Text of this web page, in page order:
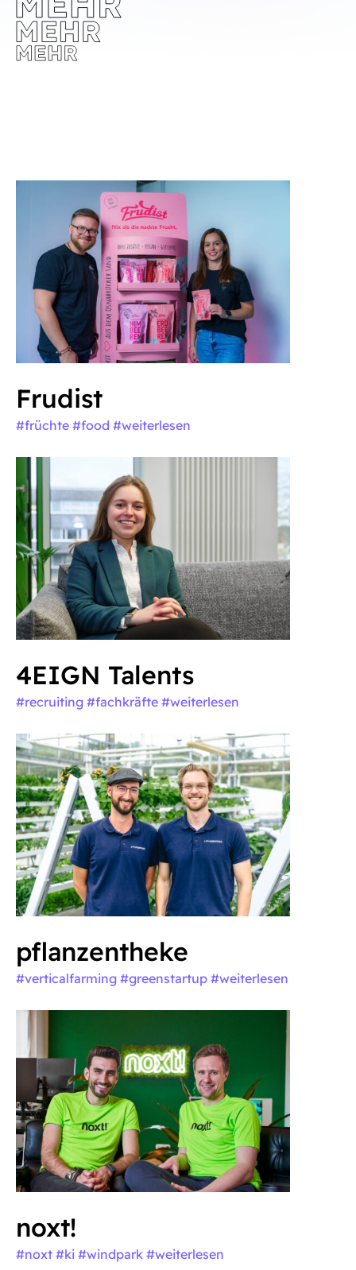
Frudist
#früchte #food #weiterlesen
4EIGN Talents
#recruiting #fachkräfte #weiterlesen
pflanzentheke
#verticalfarming #greenstartup #weiterlesen
noxt!
#noxt #ki #windpark #weiterlesen